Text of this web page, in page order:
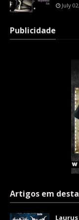
July
Publicidade
Artigos em